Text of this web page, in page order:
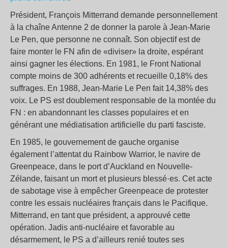
Président, François Mitterrand demande personnellement
à la chaîne Antenne 2 de donner la parole à Jean-Marie
Le Pen, que personne ne connaît. Son objectif est de
faire monter le FN afin de «diviser» la droite, espérant
ainsi gagner les élections. En 1981, le Front National
compte moins de 300 adhérents et recueille 0,18% des
suffrages. En 1988, Jean-Marie Le Pen fait 14,38% des
voix. Le PS est doublement responsable de la montée du
FN : en abandonnant les classes populaires et en
générant une médiatisation artificielle du parti fasciste.
En 1985, le gouvernement de gauche organise
également l’attentat du Rainbow Warrior, le navire de
Greenpeace, dans le port d’Auckland en Nouvelle-
Zélande, faisant un mort et plusieurs blessé·es. Cet acte
de sabotage vise à empêcher Greenpeace de protester
contre les essais nucléaires français dans le Pacifique.
Mitterrand, en tant que président, a approuvé cette
opération. Jadis anti-nucléaire et favorable au
désarmement, le PS a d’ailleurs renié toutes ses